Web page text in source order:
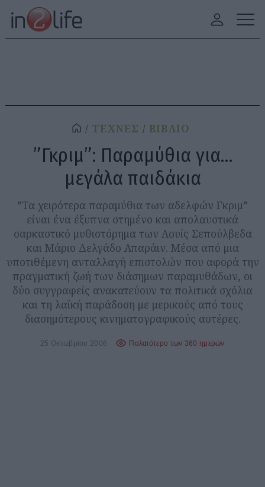
ΤΕΧΝΕΣ ΒΙΒΛΙΟ
”Γκριμ”: Παραμύθια για…
μεγάλα παιδάκια
”Τα χειρότερα παραμύθια των αδελφών Γκριμ”
είναι ένα έξυπνα στημένο και απολαυστικά
σαρκαστικό μυθιστόρημα των Λουίς Σεπούλβεδα
και Μάριο Δελγάδο Απαράιν. Μέσα από μια
υποτιθέμενη ανταλλαγή επιστολών που αφορά την
πραγματική ζωή των διάσημων παραμυθάδων, οι
δύο συγγραφείς ανακατεύουν τα πολιτικά σχόλια
και τη λαϊκή παράδοση με μερικούς από τους
διασημότερους κινηματογραφικούς αστέρες.
25 Οκτωβρίου 2006 Παλαιότερο των 360 ημερών